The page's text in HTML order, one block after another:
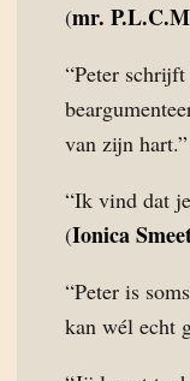
(mr.
“Peter
van zijn
“Ik vind dat
(Ionica
“Peter is
kan wél echt